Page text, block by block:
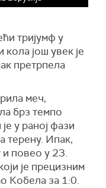
тријумф у
још увек је
претрпела
меч,
брз темпо
у раној фази
терену. Ипак,
и повео у 23.
је прецизним
Кобела за 1:0.